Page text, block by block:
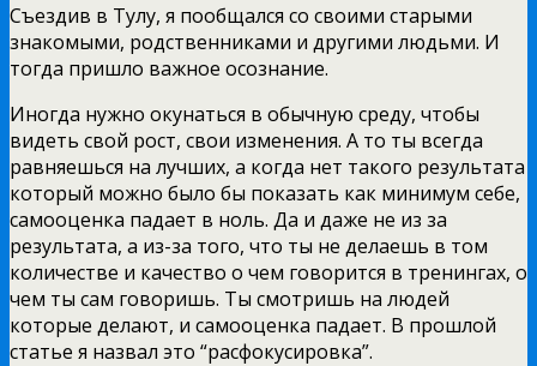
Съездив в Тулу, я пообщался со своими старыми
знакомыми, родственниками и другими людьми. И
тогда пришло важное осознание.
Иногда нужно окунаться в обычную среду, чтобы
видеть свой рост, свои изменения. А то ты всегда
равняешься на лучших, а когда нет такого результата
который можно было бы показать как минимум себе,
самооценка падает в ноль. Да и даже не из за
результата, а из-за того, что ты не делаешь в том
количестве и качество о чем говорится в тренингах, о
чем ты сам говоришь. Ты смотришь на людей
которые делают, и самооценка падает. В прошлой
статье я назвал это “расфокусировка”.